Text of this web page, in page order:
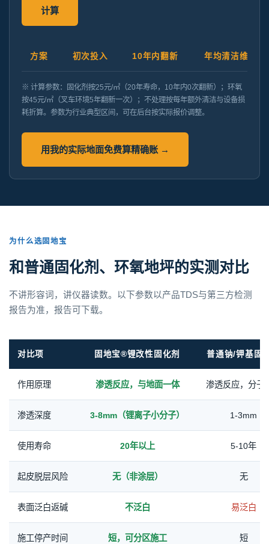
计算
方案 初次投入 10年内翻新 年均清洁维护
※ 计算参数：固化剂按25元/㎡（20年寿命，10年内0次翻新）；环氧
按45元/㎡（叉车环境5年翻新一次）；不处理按每年额外清洁与设备损
耗折算。参数为行业典型区间，可在后台按实际报价调整。
用我的实际地面免费算精确账 →
为什么选固地宝
和普通固化剂、环氧地坪的实测对比
不讲形容词，讲仪器读数。以下参数以产品TDS与第三方检测
报告为准，报告可下载。
对比项 固地宝®锂改性固化剂 普通钠/钾基固
作用原理 渗透反应，与地面一体 渗透反应，分子
渗透深度 3-8mm（锂离子小分子） 1-3mm
使用寿命 20年以上 5-10年
起皮脱层风险 无（非涂层） 无
表面泛白返碱 不泛白 易泛白
施工停产时间 短，可分区施工 短